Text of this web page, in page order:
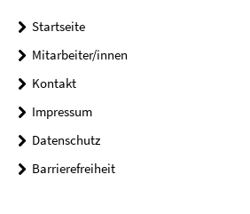
Startseite
Mitarbeiter/innen
Kontakt
Impressum
Datenschutz
Barrierefreiheit